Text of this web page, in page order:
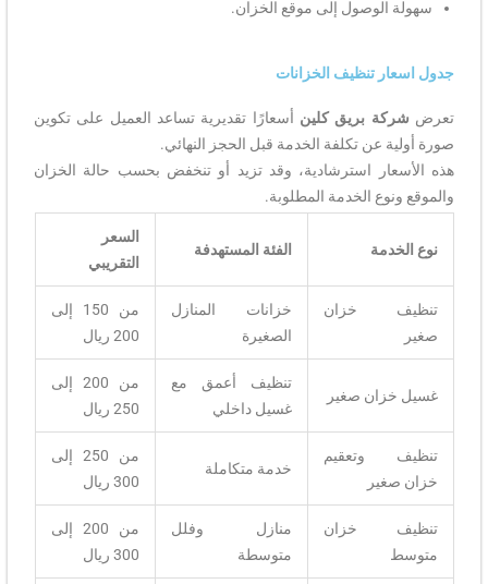
سهولة الوصول إلى موقع الخزان.
جدول اسعار تنظيف الخزانات
تعرض شركة بريق كلين أسعارًا تقديرية تساعد العميل على تكوين
صورة أولية عن تكلفة الخدمة قبل الحجز النهائي.
هذه الأسعار استرشادية، وقد تزيد أو تنخفض بحسب حالة الخزان
والموقع ونوع الخدمة المطلوبة.
نوع الخدمة الفئة المستهدفة
السعر
التقريبي
تنظيف خزان
صغير
خزانات المنازل
الصغيرة
من 150 إلى
200 ريال
غسيل خزان صغير
تنظيف أعمق مع
غسيل داخلي
من 200 إلى
250 ريال
تنظيف وتعقيم
خزان صغير
خدمة متكاملة
من 250 إلى
300 ريال
تنظيف خزان
متوسط
منازل وفلل
متوسطة
من 200 إلى
300 ريال